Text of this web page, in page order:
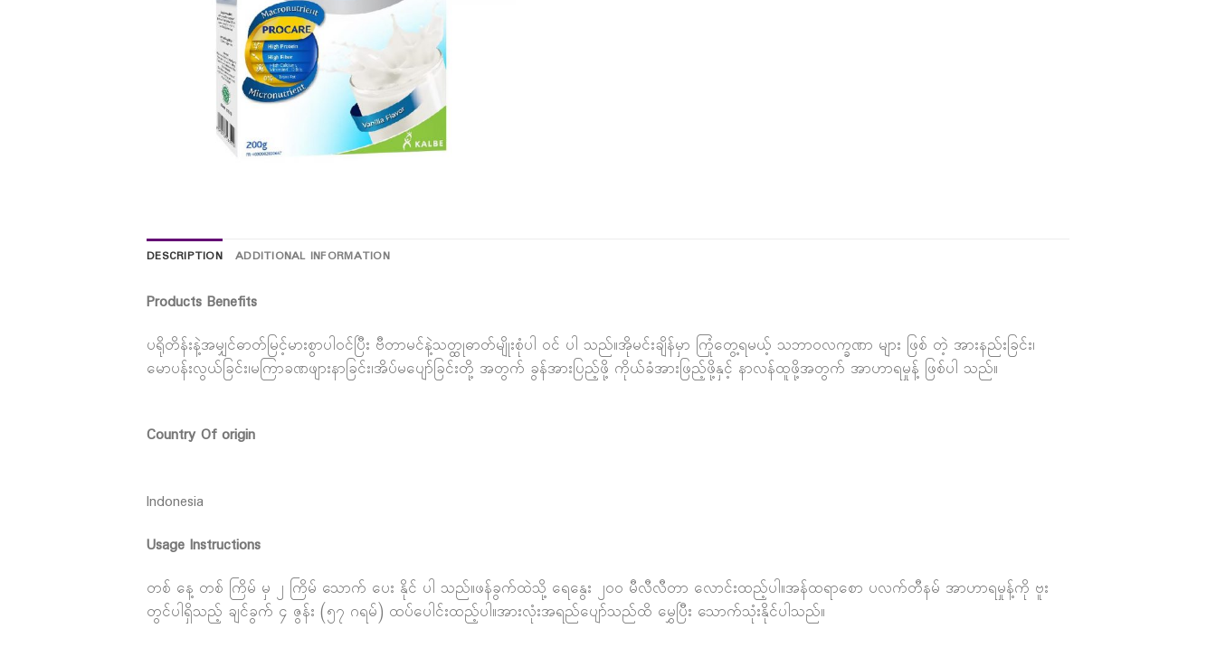
DESCRIPTION ADDITIONAL INFORMATION
Products Benefits
ပရိုတိန်းနဲ့အမျှင်ဓာတ်မြင့်မားစွာပါဝင်ပြီး ဗီတာမင်နဲ့သတ္ထုဓာတ်မျိုးစုံပါ ဝင် ပါ သည်။အိုမင်းချိန်မှာ ကြုံတွေ့ရမယ့် သဘာဝလက္ခဏာ များ ဖြစ် တဲ့ အားနည်းခြင်း၊
မောပန်းလွယ်ခြင်း၊မကြာခဏဖျားနာခြင်း၊အိပ်မပျော်ခြင်းတို့ အတွက် ခွန်အားပြည့်ဖို့ ကိုယ်ခံအားဖြည့်ဖို့နှင့် နာလန်ထူဖို့အတွက် အာဟာရမှုန့် ဖြစ်ပါ သည်။
Country Of origin
Indonesia
Usage Instructions
တစ် နေ့ တစ် ကြိမ် မှ ၂ ကြိမ် သောက် ပေး နိုင် ပါ သည်။ဖန်ခွက်ထဲသို့ ရေနွေး ၂၀၀ မီလီလီတာ လောင်းထည့်ပါ။အန်ထရာစော ပလက်တီနမ် အာဟာရမှုန့်ကို ဗူး
တွင်ပါရှိသည့် ချင်ခွက် ၄ ဇွန်း (၅၇ ဂရမ်) ထပ်ပေါင်းထည့်ပါ။အားလုံးအရည်ပျော်သည်ထိ မွှေပြီး သောက်သုံးနိုင်ပါသည်။